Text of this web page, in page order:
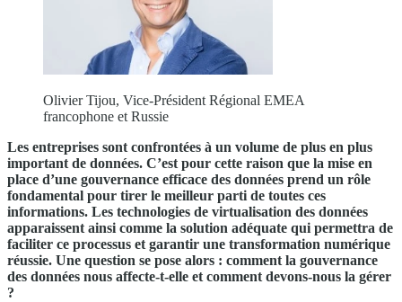
Olivier Tijou, Vice-Président Régional EMEA
francophone et Russie
Les entreprises sont confrontées à un volume de plus en plus
important de données. C’est pour cette raison que la mise en
place d’une gouvernance efficace des données prend un rôle
fondamental pour tirer le meilleur parti de toutes ces
informations. Les technologies de virtualisation des données
apparaissent ainsi comme la solution adéquate qui permettra de
faciliter ce processus et garantir une transformation numérique
réussie. Une question se pose alors : comment la gouvernance
des données nous affecte-t-elle et comment devons-nous la gérer
?